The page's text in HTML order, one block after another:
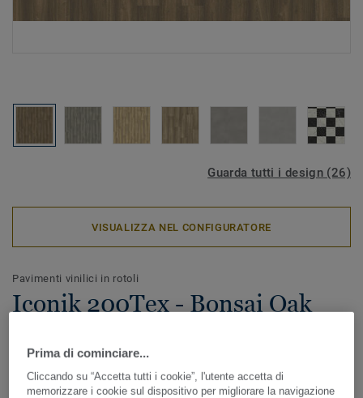
Guarda tutti i design (26)
VISUALIZZA NEL CONFIGURATORE
Pavimenti vinilici in rotoli
Iconik 200Tex - Bonsai Oak
soluzione conveniente per una facile ristrutturazione. Il
Prima di cominciare...
Cliccando su “Accetta tutti i cookie”, l'utente accetta di
memorizzare i cookie sul dispositivo per migliorare la navigazione